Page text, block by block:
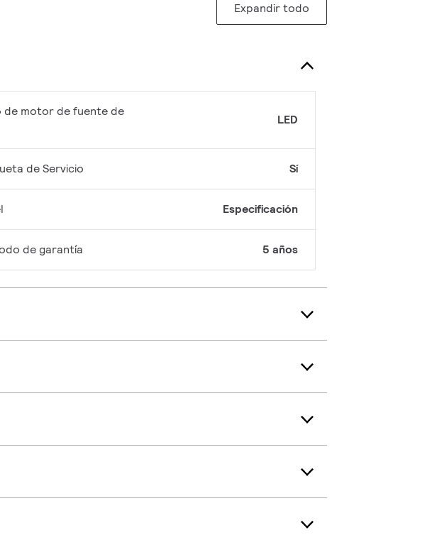
Expandir todo
de motor de fuente de
LED
de Servicio Sí
Especificación
de garantía 5 años